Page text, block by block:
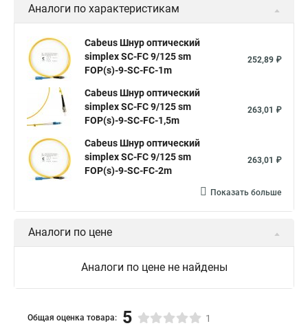
Аналоги по характеристикам
Cabeus Шнур оптический
simplex SC-FC 9/125 sm
FOP(s)-9-SC-FC-1m
252,89 ₽
Cabeus Шнур оптический
simplex SC-FC 9/125 sm
FOP(s)-9-SC-FC-1,5m
263,01 ₽
Cabeus Шнур оптический
simplex SC-FC 9/125 sm
FOP(s)-9-SC-FC-2m
263,01 ₽
Показать больше
Аналоги по цене
Аналоги по цене не найдены
Общая оценка товара: 5 1